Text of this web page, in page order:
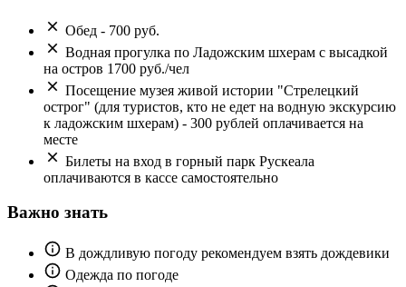
Обед - 700 руб.
Водная прогулка по Ладожским шхерам с высадкой
на остров 1700 руб./чел
Посещение музея живой истории "Стрелецкий
острог" (для туристов, кто не едет на водную экскурсию
к ладожским шхерам) - 300 рублей оплачивается на
месте
Билеты на вход в горный парк Рускеала
оплачиваются в кассе самостоятельно
Важно знать
В дождливую погоду рекомендуем взять дождевики
Одежда по погоде